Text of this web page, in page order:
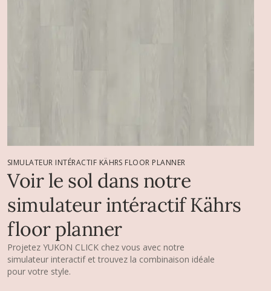
SIMULATEUR INTÉRACTIF KÄHRS FLOOR PLANNER
Voir le sol dans notre
simulateur intéractif Kährs
floor planner
Projetez YUKON CLICK chez vous avec notre
simulateur interactif et trouvez la combinaison idéale
pour votre style.